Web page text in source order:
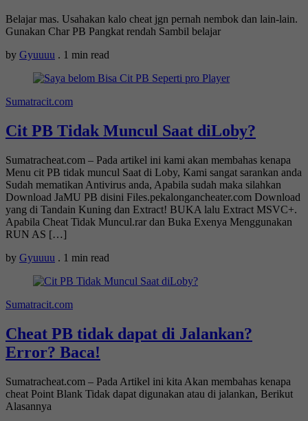
Belajar mas. Usahakan kalo cheat jgn pernah nembok dan lain-lain.
Gunakan Char PB Pangkat rendah Sambil belajar
by Gyuuuu . 1 min read
Sumatracit.com
Cit PB Tidak Muncul Saat diLoby?
Sumatracheat.com – Pada artikel ini kami akan membahas kenapa
Menu cit PB tidak muncul Saat di Loby, Kami sangat sarankan anda
Sudah mematikan Antivirus anda, Apabila sudah maka silahkan
Download JaMU PB disini Files.pekalongancheater.com Download
yang di Tandain Kuning dan Extract! BUKA lalu Extract MSVC+.
Apabila Cheat Tidak Muncul.rar dan Buka Exenya Menggunakan
RUN AS […]
by Gyuuuu . 1 min read
Sumatracit.com
Cheat PB tidak dapat di Jalankan?
Error? Baca!
Sumatracheat.com – Pada Artikel ini kita Akan membahas kenapa
cheat Point Blank Tidak dapat digunakan atau di jalankan, Berikut
Alasannya